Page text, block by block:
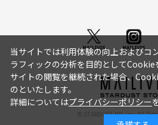
© STARDUST HD. inc. All
当サイトでは利用体験の向上およびコ
ラフィックの分析を目的としてCookie
サイトの閲覧を継続された場合、
のといたします。
詳細についてはプライバシーポリシー